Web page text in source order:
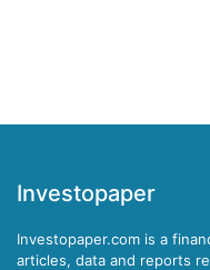
Investopaper
Investopaper.com is a
articles, data and reports